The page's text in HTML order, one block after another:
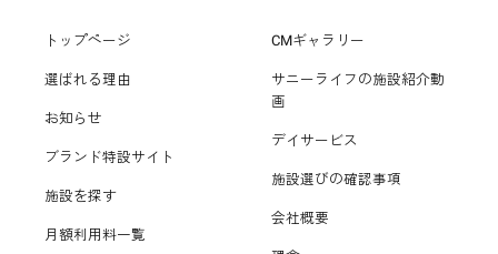
トップページ
選ばれる理由
お知らせ
ブランド特設サイト
施設を探す
月額利用料一覧
CMギャラリー
サニーライフの施設紹介動
画
デイサービス
施設選びの確認事項
会社概要